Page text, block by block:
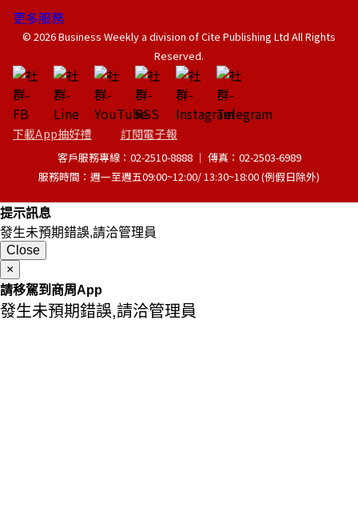
更多服務
© 2026 Business Weekly a division of Cite Publishing Ltd All Rights
Reserved.
下載App抽好禮 訂閱電子報
客戶服務專線：02-2510-8888 │ 傳真：02-2503-6989
服務時間：週一至週五09:00~12:00/ 13:30~18:00 (例假日除外)
提示訊息
發生未預期錯誤,請洽管理員
Close
×
請移駕到商周App
發生未預期錯誤,請洽管理員